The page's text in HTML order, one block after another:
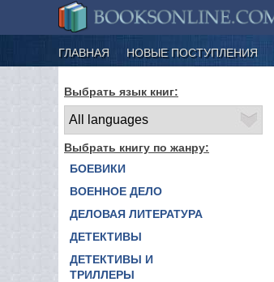
ГЛАВНАЯ НОВЫЕ ПОСТУПЛЕНИЯ
Выбрать язык книг:
Выбрать книгу по жанру:
БОЕВИКИ
ВОЕННОЕ ДЕЛО
ДЕЛОВАЯ ЛИТЕРАТУРА
ДЕТЕКТИВЫ
ДЕТЕКТИВЫ И
ТРИЛЛЕРЫ